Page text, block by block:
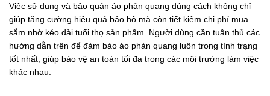
Việc sử dụng và bảo quản áo phản quang đúng cách không chỉ
giúp tăng cường hiệu quả bảo hộ mà còn tiết kiệm chi phí mua
sắm nhờ kéo dài tuổi thọ sản phẩm. Người dùng cần tuân thủ các
hướng dẫn trên để đảm bảo áo phản quang luôn trong tình trạng
tốt nhất, giúp bảo vệ an toàn tối đa trong các môi trường làm việc
khác nhau.